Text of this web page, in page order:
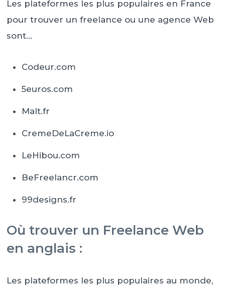
Les plateformes les plus populaires en France
pour trouver un freelance ou une agence Web
sont…
Codeur.com
5euros.com
Malt.fr
CremeDeLaCreme.io
LeHibou.com
BeFreelancr.com
99designs.fr
Où trouver un Freelance Web
en anglais :
Les plateformes les plus populaires au monde,